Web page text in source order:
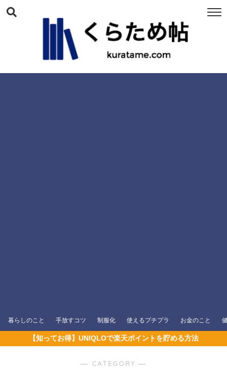
暮らしのこと 手放すコツ 制服化 使えるプチプラ お金のこと
【知ってお得】UNIQLOで楽天ポイントを貯める方法
― CATEGORY ―